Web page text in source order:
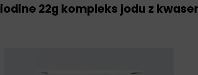
22g kompleks jodu z